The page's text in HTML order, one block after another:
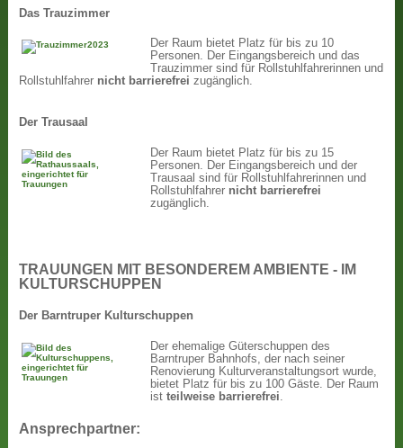
Das Trauzimmer
Der Raum bietet Platz für bis zu 10
Personen. Der Eingangsbereich und das
Trauzimmer sind für Rollstuhlfahrerinnen und
Rollstuhlfahrer nicht barrierefrei zugänglich.
Der Trausaal
Der Raum bietet Platz für bis zu 15
Personen. Der Eingangsbereich und der
Trausaal sind für Rollstuhlfahrerinnen und
Rollstuhlfahrer nicht barrierefrei
zugänglich.
TRAUUNGEN MIT BESONDEREM AMBIENTE - IM
KULTURSCHUPPEN
Der Barntruper Kulturschuppen
Der ehemalige Güterschuppen des
Barntruper Bahnhofs, der nach seiner
Renovierung Kulturveranstaltungsort wurde,
bietet Platz für bis zu 100 Gäste. Der Raum
ist teilweise barrierefrei.
Ansprechpartner: